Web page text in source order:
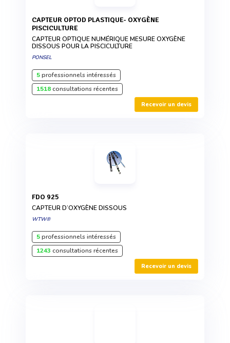
CAPTEUR OPTOD PLASTIQUE- OXYGÈNE
PISCICULTURE
CAPTEUR OPTIQUE NUMÉRIQUE MESURE OXYGÈNE
DISSOUS POUR LA PISCICULTURE
PONSEL
5professionnels intéressés
1518consultations récentes
Recevoir un devis
FDO 925
CAPTEUR D’OXYGÈNE DISSOUS
WTW®
5professionnels intéressés
1243 consultations récentes
Recevoir un devis